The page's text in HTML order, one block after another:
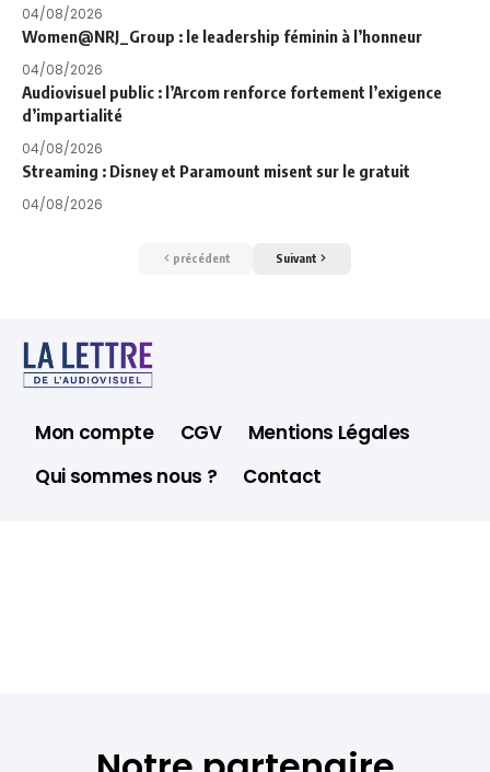
04/08/2026
Women@NRJ_Group : le leadership féminin à l’honneur
04/08/2026
Audiovisuel public : l’Arcom renforce fortement l’exigence
d’impartialité
04/08/2026
Streaming : Disney et Paramount misent sur le gratuit
04/08/2026
précédent Suivant
Mon compte CGV
Mentions Légales
Qui sommes nous ?
Contact